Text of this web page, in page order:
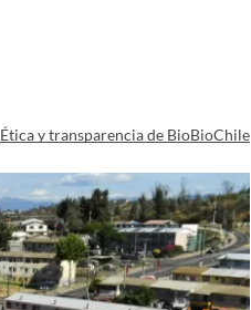
Ética y transparencia de BioBioChile